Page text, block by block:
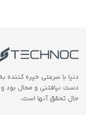
دنیا با سرعتی خیره
دست نیافتنی و محال بود و
حال تحقق آنها است.